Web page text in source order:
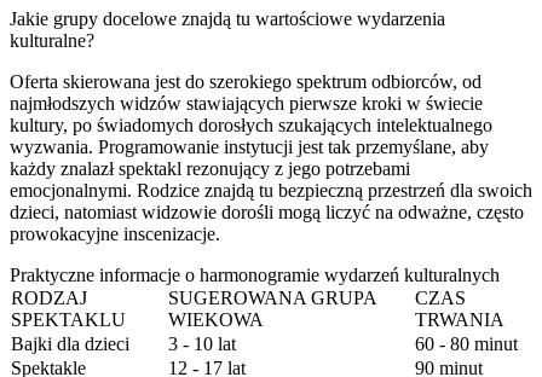
Jakie grupy docelowe znajdą tu wartościowe wydarzenia
kulturalne?
Oferta skierowana jest do szerokiego spektrum odbiorców, od
najmłodszych widzów stawiających pierwsze kroki w świecie
kultury, po świadomych dorosłych szukających intelektualnego
wyzwania. Programowanie instytucji jest tak przemyślane, aby
każdy znalazł spektakl rezonujący z jego potrzebami
emocjonalnymi. Rodzice znajdą tu bezpieczną przestrzeń dla swoich
dzieci, natomiast widzowie dorośli mogą liczyć na odważne, często
prowokacyjne inscenizacje.
Praktyczne informacje o harmonogramie wydarzeń kulturalnych
RODZAJ
SPEKTAKLU
SUGEROWANA GRUPA
WIEKOWA
CZAS
TRWANIA
Bajki dla dzieci
3 - 10 lat
60 - 80 minut
Spektakle
12 - 17 lat 90 minut